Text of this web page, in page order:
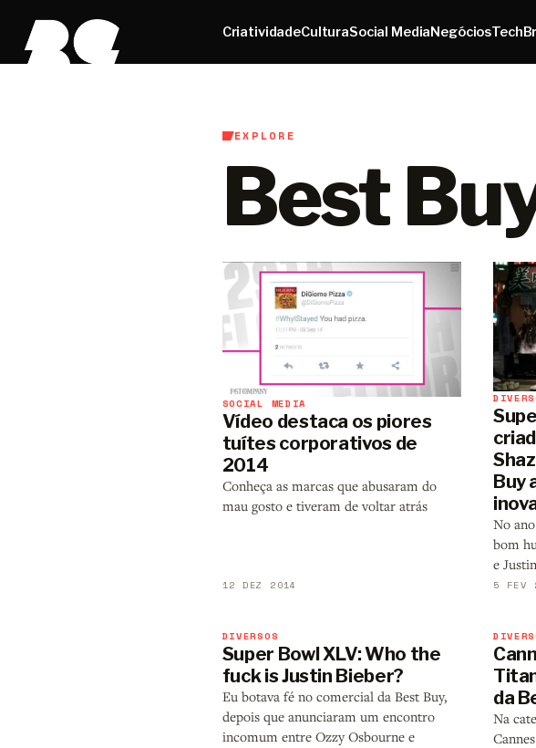
CriatividadeCulturaSocial MediaNegóciosTech
EXPLORE
Best
SOCIAL MEDIA
Vídeo destaca os piores
tuítes corporativos de
2014
Conheça as marcas que abusaram do
mau gosto e tiveram de voltar atrás
12 DEZ 2014
Buy
No
bom
e
5 FEV
DIVERSOS
Super Bowl XLV: Who the
fuck is Justin Bieber?
Eu botava fé no comercial da Best Buy,
depois que anunciaram um encontro
incomum entre Ozzy Osbourne e
da
Na